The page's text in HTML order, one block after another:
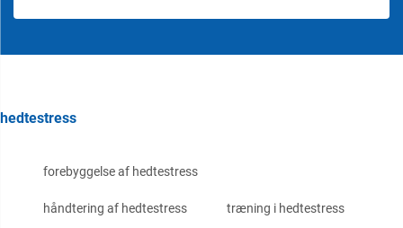
hedtestress
forebyggelse af hedtestress
håndtering af hedtestress træning i hedtestress